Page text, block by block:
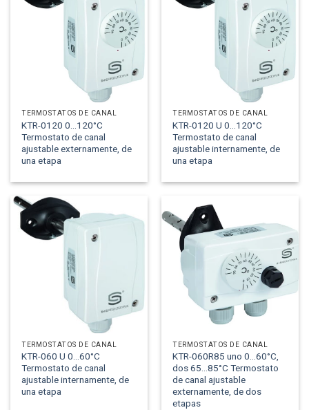
TERMOSTATOS DE CANAL
KTR-0120 0...120°C
Termostato de canal
ajustable externamente, de
una etapa
TERMOSTATOS DE CANAL
KTR-0120 U 0...120°C
Termostato de canal
ajustable internamente, de
una etapa
TERMOSTATOS DE CANAL
KTR-060 U 0...60°C
Termostato de canal
ajustable internamente, de
una etapa
TERMOSTATOS DE CANAL
KTR-060R85 uno 0...60°C,
dos 65...85°C Termostato
de canal ajustable
externamente, de dos
etapas